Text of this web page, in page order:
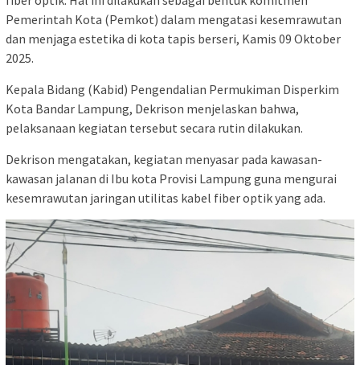
Pemerintah Kota (Pemkot) dalam mengatasi kesemrawutan
dan menjaga estetika di kota tapis berseri, Kamis 09 Oktober
2025.
Kepala Bidang (Kabid) Pengendalian Permukiman Disperkim
Kota Bandar Lampung, Dekrison menjelaskan bahwa,
pelaksanaan kegiatan tersebut secara rutin dilakukan.
Dekrison mengatakan, kegiatan menyasar pada kawasan-
kawasan jalanan di Ibu kota Provisi Lampung guna mengurai
kesemrawutan jaringan utilitas kabel fiber optik yang ada.